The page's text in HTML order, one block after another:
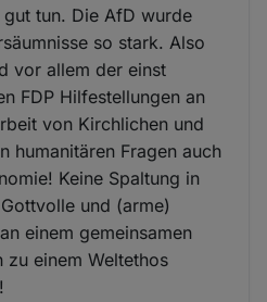
tun. Die AfD wurde
so stark. Also
vor allem der einst
FDP Hilfestellungen an
von Kirchlichen und
humanitären Fragen auch
Keine Spaltung in
und (arme)
einem gemeinsamen
zu einem Weltethos